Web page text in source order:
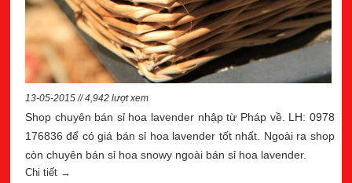
13-05-2015 // 4,942 lượt xem
Shop chuyên bán sỉ hoa lavender nhập từ Pháp về. LH: 0978
176836 để có giá bán sỉ hoa lavender tốt nhất. Ngoài ra shop
còn chuyên bán sỉ hoa snowy ngoài bán sỉ hoa lavender.
Chi tiết →